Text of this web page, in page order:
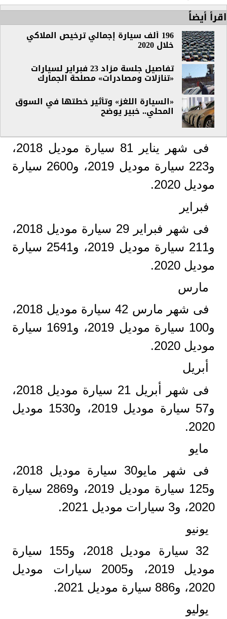
اقرأ أيضاً
196 ألف سيارة إجمالي ترخيص الملاكي
خلال 2020
تفاصيل جلسة مزاد 23 فبراير لسيارات
«تنازلات ومصادرات» مصلحة الجمارك
«السيارة اللغز» وتأثير خطتها في السوق
المحلي.. خبير يوضح
فى شهر يناير 81 سيارة موديل 2018،
و223 سيارة موديل 2019، و2600 سيارة
موديل 2020.
فبراير
فى شهر فبراير 29 سيارة موديل 2018،
و211 سيارة موديل 2019، و2541 سيارة
موديل 2020.
مارس
فى شهر مارس 42 سيارة موديل 2018،
و100 سيارة موديل 2019، و1691 سيارة
موديل 2020.
أبريل
فى شهر أبريل 21 سيارة موديل 2018،
و57 سيارة موديل 2019، و1530 موديل
2020.
مايو
فى شهر مايو30 سيارة موديل 2018،
و125 سيارة موديل 2019، و2869 سيارة
2020، و3 سيارات موديل 2021.
يونيو
32 سيارة موديل 2018، و155 سيارة
موديل 2019، و2005 سيارات موديل
2020، و886 سيارة موديل 2021.
يوليو